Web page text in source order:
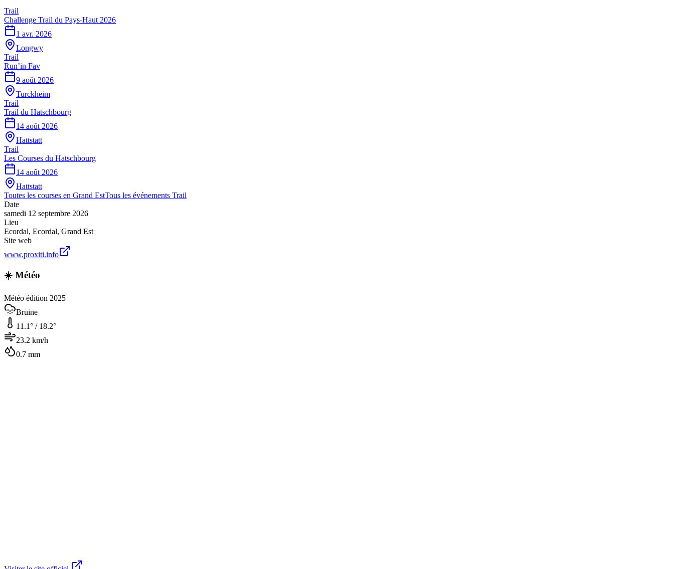
Trail
Challenge Trail du Pays-Haut 2026
1 avr. 2026
Longwy
Trail
Run’in Fav
9 août 2026
Turckheim
Trail
Trail du Hatschbourg
14 août 2026
Hattstatt
Trail
Les Courses du Hatschbourg
14 août 2026
Hattstatt
Toutes les courses en Grand EstTous les événements Trail
Date
samedi 12 septembre 2026
Lieu
Ecordal, Ecordal, Grand Est
Site web
www.proxiti.info
☀️ Météo
Météo édition 2025
Bruine
11.1° / 18.2°
23.2 km/h
0.7 mm